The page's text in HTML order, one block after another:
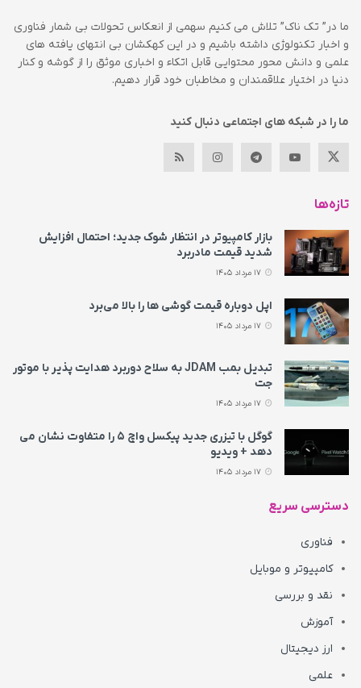
ما در” تک ناک” تلاش می کنیم سهمی از انعکاس تحولات بی شمار فناوری
و اخبار تکنولوژی داشته باشیم و در این کهکشان بی انتهای یافته های
علمی و دانش محور محتوایی قابل اتکاء و اخباری موثق را از گوشه و کنار
دنیا در اختیار علاقمندان و مخاطبان خود قرار دهیم.
ما را در شبکه های اجتماعی دنبال کنید
تازه‌ها
بازار کامپیوتر در انتظار شوک جدید؛ احتمال افزایش
شدید قیمت مادربرد
اپل دوباره قیمت‌ گوشی ها را بالا می‌برد
تبدیل بمب JDAM به سلاح دوربرد هدایت پذیر با موتور
جت
گوگل با تیزری جدید پیکسل واچ ۵ را متفاوت نشان می‌
دهد + ویدیو
دسترسی سریع
فناوری
کامپیوتر و موبایل
نقد و بررسی
آموزش
ارز دیجیتال
علمی